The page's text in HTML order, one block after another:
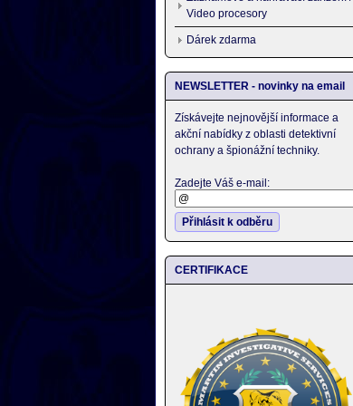
Video procesory
Dárek zdarma
NEWSLETTER - novinky na email
Získávejte nejnovější informace a
akční nabídky z oblasti detektivní
ochrany a špionážní techniky.
Zadejte Váš e-mail:
Přihlásit k odběru
CERTIFIKACE